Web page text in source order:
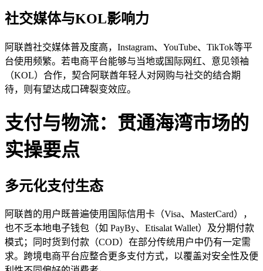
社交媒体与KOL影响力
阿联酋社交媒体普及度高，Instagram、YouTube、TikTok等平
台使用频繁。若电商平台能够与当地或国际网红、意见领袖
（KOL）合作，契合阿联酋年轻人对网购与社交的结合期
待，则有望达成口碑裂变效应。
支付与物流：贯通海湾市场的
实操要点
多元化支付生态
阿联酋的用户既普遍使用国际信用卡（Visa、MasterCard），
也不乏本地电子钱包（如 PayBy、Etisalat Wallet）及分期付款
模式；同时货到付款（COD）在部分传统用户中仍有一定需
求。跨境电商平台应整合更多支付方式，以覆盖对安全性及便